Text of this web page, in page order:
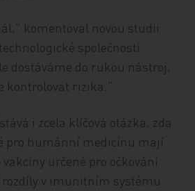
komentoval novou studii
společnosti
dostáváme do rukou nástroj,
kontrolovat rizika.“
i zcela klíčová otázka, zda
pro humánní medicínu mají
určené pro očkování
v imunitním systému